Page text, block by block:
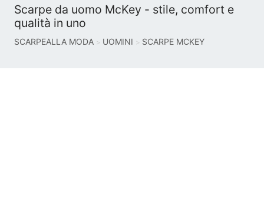
Scarpe da uomo McKey - stile, comfort e
qualità in uno
SCARPEALLA MODA UOMINI SCARPE MCKEY